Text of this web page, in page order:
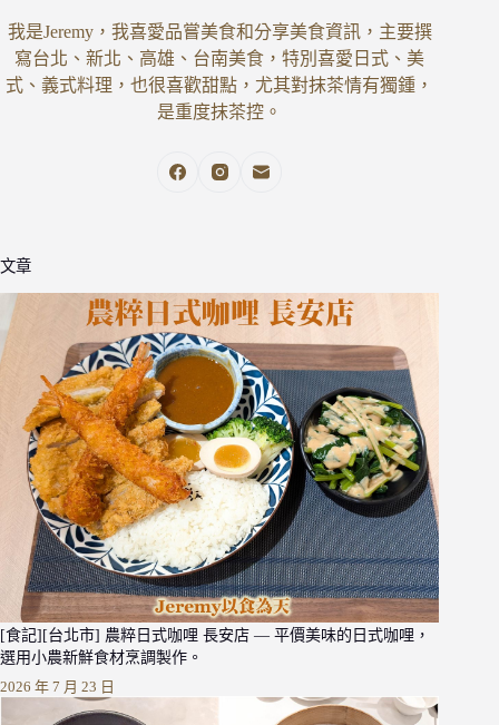
我是Jeremy，我喜愛品嘗美食和分享美食資訊，主要撰
寫台北、新北、高雄、台南美食，特別喜愛日式、美
式、義式料理，也很喜歡甜點，尤其對抹茶情有獨鍾，
是重度抹茶控。
文章
[食記][台北市] 農粹日式咖哩 長安店 — 平價美味的日式咖哩，
選用小農新鮮食材烹調製作。
2026 年 7 月 23 日